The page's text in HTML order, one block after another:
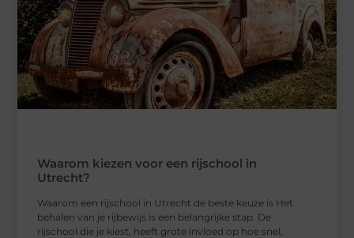
Waarom kiezen voor een rijschool in
Utrecht?
Waarom een ​​rijschool in Utrecht de beste keuze is Het
behalen van je rijbewijs is een belangrijke stap. De
rijschool die je kiest, heeft grote invloed op hoe snel,